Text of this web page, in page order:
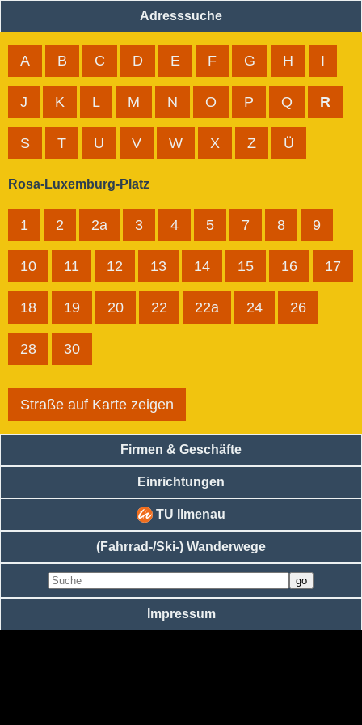
Adresssuche
A B C D E F G H I
J K L M N O P Q R
S T U V W X Z Ü
Rosa-Luxemburg-Platz
1 2 2a 3 4 5 7 8 9
10 11 12 13 14 15 16 17
18 19 20 22 22a 24 26
28 30
Straße auf Karte zeigen
Firmen & Geschäfte
Einrichtungen
TU Ilmenau
(Fahrrad-/Ski-) Wanderwege
Impressum